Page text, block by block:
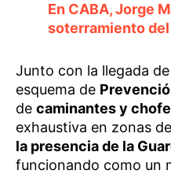
En CABA, Jorge
soterramiento
Junto con la llegada
esquema de
de caminantes y
exhaustiva en zonas
la presencia de la
funcionando como un